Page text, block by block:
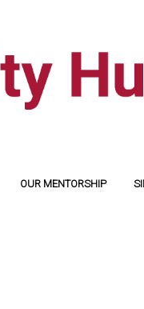
OUR MENTORSHIP